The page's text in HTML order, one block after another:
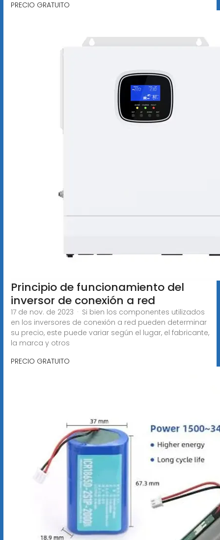
PRECIO GRATUITO
Principio de funcionamiento del
inversor de conexión a red
17 de nov. de 2023 · Si bien los componentes utilizados
en los inversores de conexión a red pueden determinar
su precio, este puede variar según el lugar, el fabricante,
la marca y otros
PRECIO GRATUITO